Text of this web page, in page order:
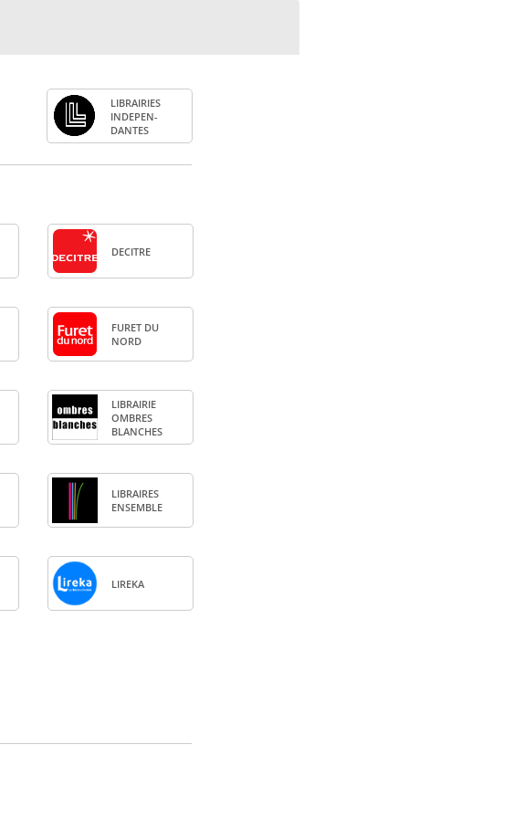
LIBRAI­RIES
INDE­PEN­
DANTES
DECITRE
FURET DU
NORD
LIBRAI­RIE
OMBRES
BLANCHES
LIBRAIRES
ENSEMBLE
LIREKA